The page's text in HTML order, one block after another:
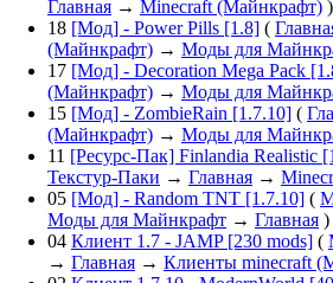
Главная → Minecraft (Майнкрафт) )
18 [Мод] - Power Pills [1.8] (
(Майнкрафт) → Моды для
17 [Мод] - Decoration Mega Pack
(Майнкрафт) → Моды для
15 [Мод] - ZombieRain [1.7.10] (
(Майнкрафт) → Моды для
11 [Ресурс-Пак] Finlandia Realistic
Текстур-Паки → Главная →
05 [Мод] - Random TNT [1.7.10] (
Моды для Майнкрафт → Главная )
04 Клиент 1.7 - JAMP [230 mods] (
→ Главная → Клиенты minecraft